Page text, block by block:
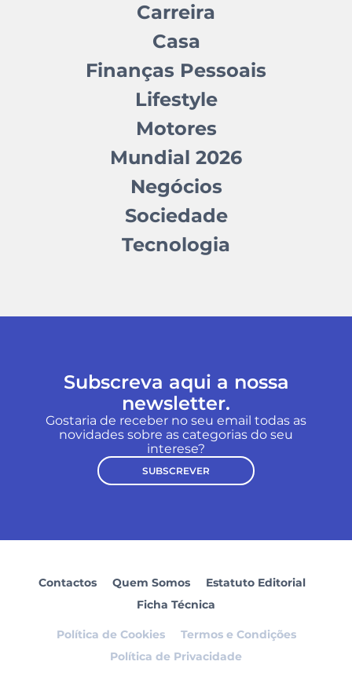
Carreira
Casa
Finanças Pessoais
Lifestyle
Motores
Mundial 2026
Negócios
Sociedade
Tecnologia
Subscreva aqui a nossa
newsletter.
Gostaria de receber no seu email todas as
novidades sobre as categorias do seu
interese?
SUBSCREVER
Contactos Quem Somos
Estatuto Editorial
Ficha Técnica
Política de Cookies
Termos e Condições
Política de Privacidade